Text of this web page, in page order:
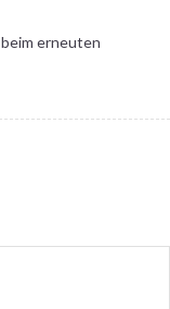
erneuten